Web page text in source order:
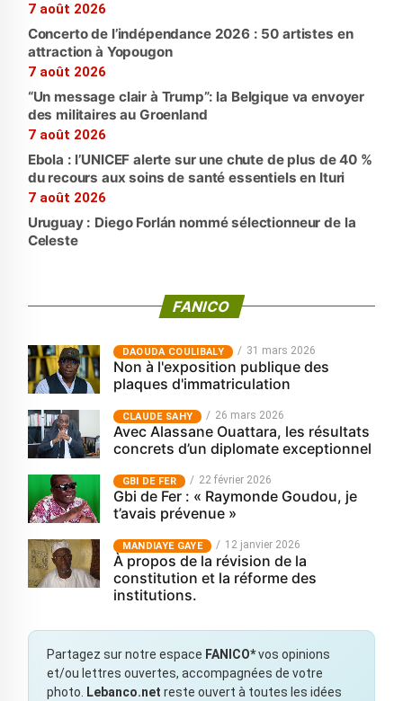
7 août 2026
Concerto de l’indépendance 2026 : 50 artistes en
attraction à Yopougon
7 août 2026
“Un message clair à Trump”: la Belgique va envoyer
des militaires au Groenland
7 août 2026
Ebola : l’UNICEF alerte sur une chute de plus de 40 %
du recours aux soins de santé essentiels en Ituri
7 août 2026
Uruguay : Diego Forlán nommé sélectionneur de la
Celeste
FANICO
‎DAOUDA COULIBALY 31 mars 2026
Non à l'exposition publique des
plaques d'immatriculation
CLAUDE SAHY 26 mars 2026
Avec Alassane Ouattara, les résultats
concrets d’un diplomate exceptionnel
GBI DE FER 22 février 2026
Gbi de Fer : « Raymonde Goudou, je
t’avais prévenue »
MANDIAYE GAYE 12 janvier 2026
À propos de la révision de la
constitution et la réforme des
institutions.
Partagez sur notre espace FANICO*vos opinions
et/ou lettres ouvertes, accompagnées de votre
photo.
Lebanco.net reste ouvert à toutes les idées